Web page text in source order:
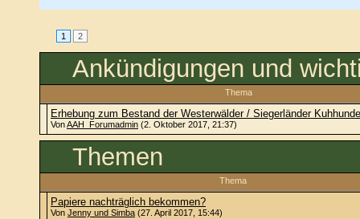
1 2
Ankündigungen und
Thema
Erhebung zum Bestand der Westerwälder / Siegerländer Kuhhunde
VonAAH_Forumadmin (2. Oktober 2017, 21:37)
Themen
Thema
Papiere nachträglich bekommen?
Von Jenny und Simba (27. April 2017, 15:44)